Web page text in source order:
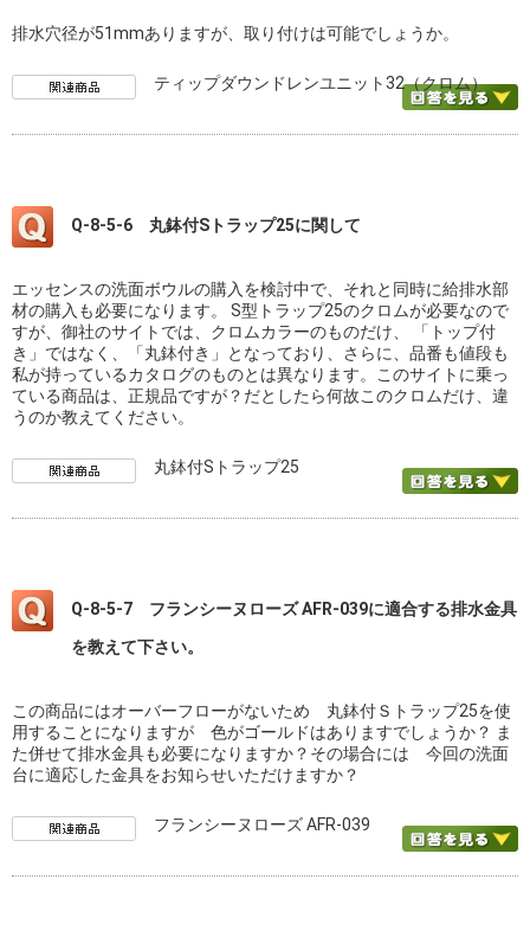
排水穴径が51mmありますが、取り付けは可能でしょうか。
ティップダウンドレンユニット32（クロム）
Q-8-5-6 丸鉢付Sトラップ25に関して
エッセンスの洗面ボウルの購入を検討中で、それと同時に給排水部
材の購入も必要になります。 S型トラップ25のクロムが必要なので
すが、御社のサイトでは、クロムカラーのものだけ、 「トップ付
き」ではなく、「丸鉢付き」となっており、さらに、品番も値段も
私が持っているカタログのものとは異なります。このサイトに乗っ
ている商品は、正規品ですが？だとしたら何故このクロムだけ、違
うのか教えてください。
丸鉢付Sトラップ25
Q-8-5-7 フランシーヌローズ AFR-039に適合する排水金具
を教えて下さい。
この商品にはオーバーフローがないため 丸鉢付Ｓトラップ25を使
用することになりますが 色がゴールドはありますでしょうか？ ま
た併せて排水金具も必要になりますか？その場合には 今回の洗面
台に適応した金具をお知らせいただけますか？
フランシーヌローズ AFR-039